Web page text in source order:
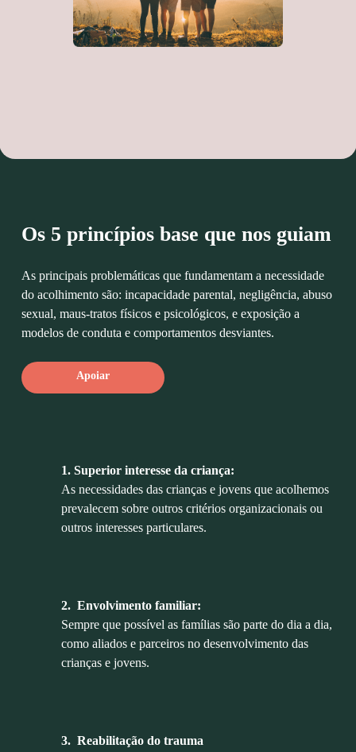
Os 5 princípios base que nos guiam
As principais problemáticas que fundamentam a necessidade
do acolhimento são: incapacidade parental, negligência, abuso
sexual, maus-tratos físicos e psicológicos, e exposição a
modelos de conduta e comportamentos desviantes.
Apoiar
1. Superior interesse da criança:
As necessidades das crianças e jovens que acolhemos
prevalecem sobre outros critérios organizacionais ou
outros interesses particulares.
2. Envolvimento familiar:
Sempre que possível as famílias são parte do dia a dia,
como aliados e parceiros no desenvolvimento das
crianças e jovens.
3. Reabilitação do trauma